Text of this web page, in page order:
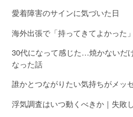
愛着障害のサインに気づいた日
海外出張で「持ってきてよかった
30代になって感じた…焼かないだ
なった話
誰かとつながりたい気持ちがメッ
浮気調査はいつ動くべきか｜失敗